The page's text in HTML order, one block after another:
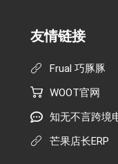
友情链接
Frual 巧豚豚
WOOT官网
知无不言跨境
芒果店长ERP